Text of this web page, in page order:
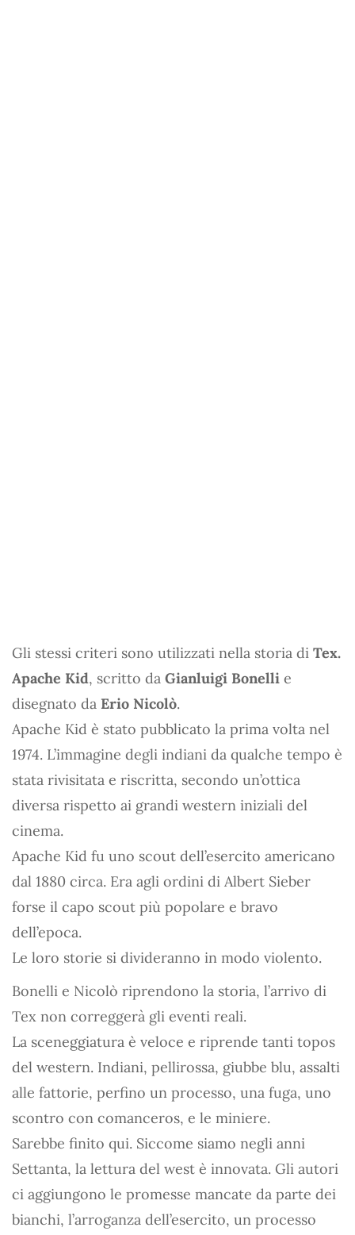
Gli stessi criteri sono utilizzati nella storia di Tex.
Apache Kid, scritto da Gianluigi Bonelli e
disegnato da Erio Nicolò.
Apache Kid è stato pubblicato la prima volta nel
1974. L’immagine degli indiani da qualche tempo è
stata rivisitata e riscritta, secondo un’ottica
diversa rispetto ai grandi western iniziali del
cinema.
Apache Kid fu uno scout dell’esercito americano
dal 1880 circa. Era agli ordini di Albert Sieber
forse il capo scout più popolare e bravo
dell’epoca.
Le loro storie si divideranno in modo violento.
Bonelli e Nicolò riprendono la storia, l’arrivo di
Tex non correggerà gli eventi reali.
La sceneggiatura è veloce e riprende tanti topos
del western. Indiani, pellirossa, giubbe blu, assalti
alle fattorie, perfino un processo, una fuga, uno
scontro con comanceros, e le miniere.
Sarebbe finito qui. Siccome siamo negli anni
Settanta, la lettura del west è innovata. Gli autori
ci aggiungono le promesse mancate da parte dei
bianchi, l’arroganza dell’esercito, un processo